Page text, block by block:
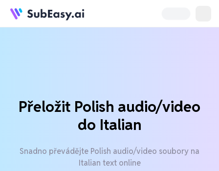
Přeložit Polish audio/video
do Italian
Snadno převádějte Polish audio/video soubory na
Italian text online